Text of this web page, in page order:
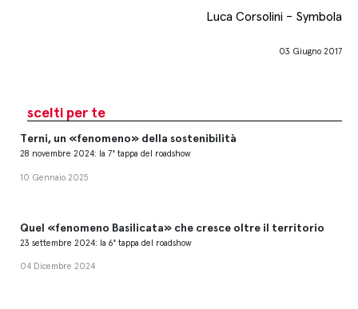
Luca Corsolini - Symbola
03 Giugno 2017
scelti per te
Terni, un «fenomeno» della sostenibilità
28 novembre 2024: la 7° tappa del roadshow
10 Gennaio 2025
Quel «fenomeno Basilicata» che cresce oltre il territorio
23 settembre 2024: la 6° tappa del roadshow
04 Dicembre 2024